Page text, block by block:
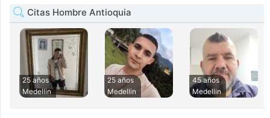
Citas Hombre Antioquia
25 años
Medellin
25 años
Medellin
45 años
Medellin